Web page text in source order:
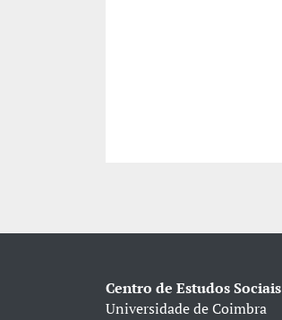
Centro de Estudos Sociais
Universidade de Coimbra